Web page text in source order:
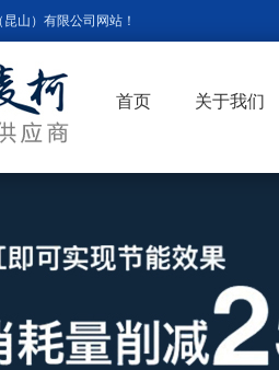
山）有限公司网站！
首页 关于我们